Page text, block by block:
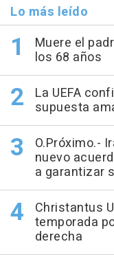
Lo más leído
Muere el
los 68 años
La UEFA
supuesta
O.Próximo.-
nuevo
a garantizar
Christantus
temporada
derecha